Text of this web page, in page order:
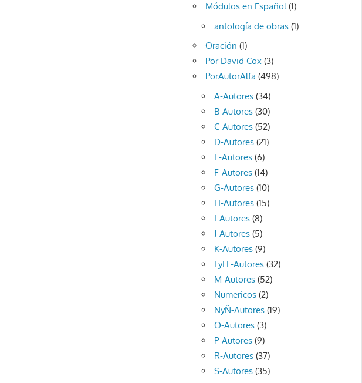
Módulos en Español(1)
antología de obras (1)
Oración (1)
Por David Cox (3)
PorAutorAlfa (498)
A-Autores (34)
B-Autores (30)
C-Autores (52)
D-Autores (21)
E-Autores (6)
F-Autores (14)
G-Autores (10)
H-Autores (15)
I-Autores (8)
J-Autores (5)
K-Autores (9)
LyLL-Autores (32)
M-Autores (52)
Numericos (2)
NyÑ-Autores (19)
O-Autores (3)
P-Autores (9)
R-Autores (37)
S-Autores (35)